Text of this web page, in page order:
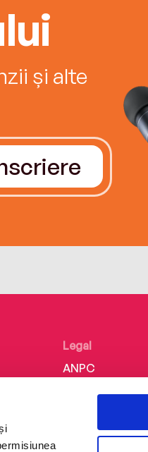
și alte
Legal
ANPC
Politica de
Termeni și